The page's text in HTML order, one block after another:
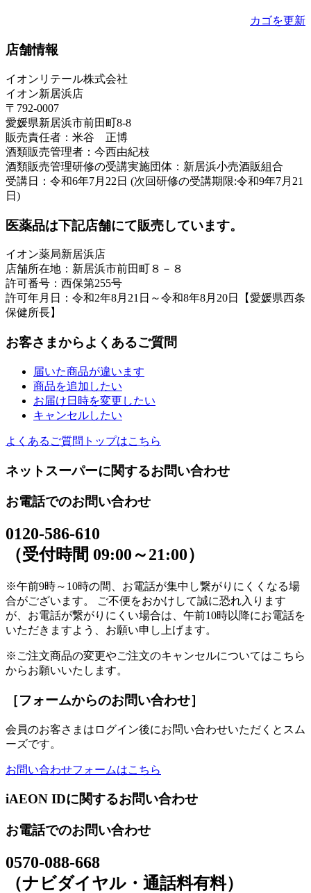
カゴを更新
店舗情報
イオンリテール株式会社
イオン新居浜店
〒792-0007
愛媛県新居浜市前田町8-8
販売責任者：米谷 正博
酒類販売管理者：今西由紀枝
酒類販売管理研修の受講実施団体：新居浜小売酒販組合
受講日：令和6年7月22日 (次回研修の受講期限:令和9年7月21
日)
医薬品は下記店舗にて販売しています。
イオン薬局新居浜店
店舗所在地：新居浜市前田町８－８
許可番号：西保第255号
許可年月日：令和2年8月21日～令和8年8月20日【愛媛県西条
保健所長】
お客さまからよくあるご質問
届いた商品が違います
商品を追加したい
お届け日時を変更したい
キャンセルしたい
よくあるご質問トップはこちら
ネットスーパーに関するお問い合わせ
お電話でのお問い合わせ
0120-586-610
（受付時間 09:00～21:00）
※午前9時～10時の間、お電話が集中し繋がりにくくなる場
合がございます。 ご不便をおかけして誠に恐れ入ります
が、お電話が繋がりにくい場合は、午前10時以降にお電話を
いただきますよう、お願い申し上げます。
※ご注文商品の変更やご注文のキャンセルについてはこちら
からお願いいたします。
［フォームからのお問い合わせ］
会員のお客さまはログイン後にお問い合わせいただくとスム
ーズです。
お問い合わせフォームはこちら
iAEON IDに関するお問い合わせ
お電話でのお問い合わせ
0570-088-668
（ナビダイヤル・通話料有料）